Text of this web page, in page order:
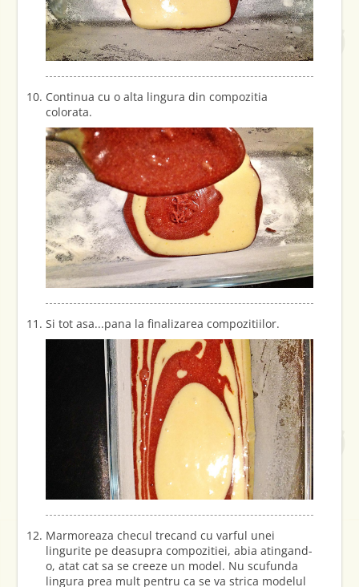
Continua cu o alta lingura din compozitia
colorata.
Si tot asa...pana la finalizarea compozitiilor.
Marmoreaza checul trecand cu varful unei
lingurite pe deasupra compozitiei, abia atingand-
o, atat cat sa se creeze un model. Nu scufunda
lingura prea mult pentru ca se va strica modelul